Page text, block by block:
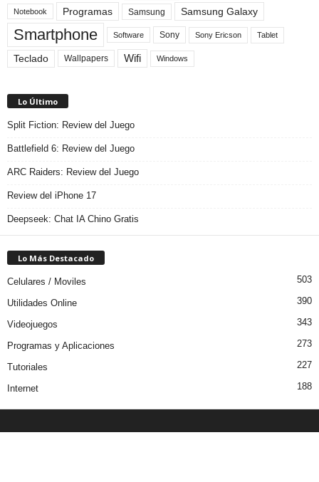
Notebook Programas Samsung Samsung Galaxy
Smartphone Software Sony Sony Ericson Tablet
Teclado Wallpapers Wifi Windows
Lo Último
Split Fiction: Review del Juego
Battlefield 6: Review del Juego
ARC Raiders: Review del Juego
Review del iPhone 17
Deepseek: Chat IA Chino Gratis
Lo Más Destacado
Celulares / Moviles 503
Utilidades Online 390
Videojuegos 343
Programas y Aplicaciones 273
Tutoriales 227
Internet 188